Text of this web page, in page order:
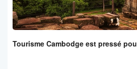
Tourisme Cambodge est pressé